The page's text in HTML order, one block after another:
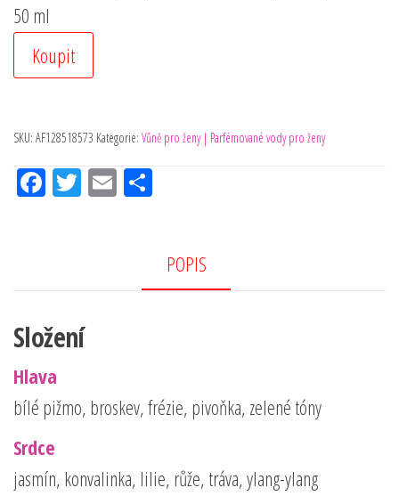
50 ml
Koupit
SKU: AF128518573 Kategorie: Vůně pro ženy | Parfémované vody pro ženy
Fac Tw Em
POPIS
Složení
Hlava
bílé pižmo, broskev, frézie, pivoňka, zelené tóny
Srdce
jasmín, konvalinka, lilie, růže, tráva, ylang-ylang